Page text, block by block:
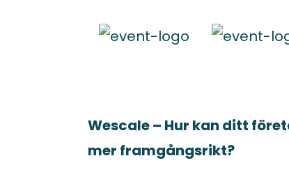
Wescale – Hur kan ditt
mer framgångsrikt?